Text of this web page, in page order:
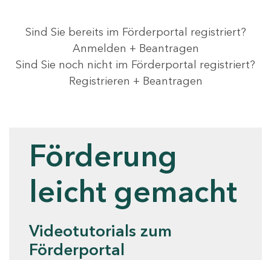
Sind Sie bereits im Förderportal registriert?
Anmelden + Beantragen
Sind Sie noch nicht im Förderportal registriert?
Registrieren + Beantragen
Förderung
leicht gemacht
Videotutorials zum
Förderportal